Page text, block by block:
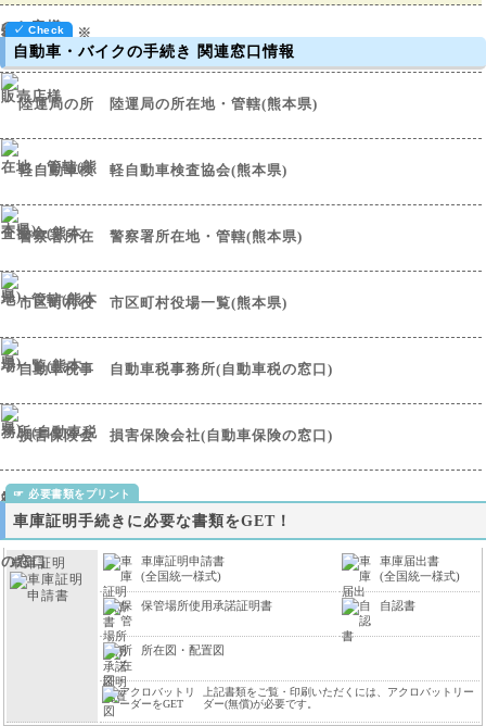
自動車・バイクの手続き 関連窓口情報
陸運局の所在地・管轄(熊本県)
軽自動車検査協会(熊本県)
警察署所在地・管轄(熊本県)
市区町村役場一覧(熊本県)
自動車税事務所(自動車税の窓口)
損害保険会社(自動車保険の窓口)
車庫証明手続きに必要な書類をGET！
車庫証明
車庫証明申請書
(全国統一様式)
車庫届出書
(全国統一様式)
保管場所使用承諾証明書 自認書
所在図・配置図
上記書類をご覧・印刷いただくには、アクロバットリー
ダー(無償)が必要です。